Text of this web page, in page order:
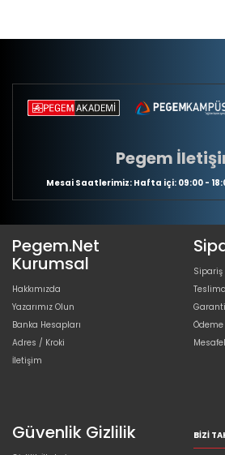
Pegem
Mesai Saatlerimiz: Hafta içi: 09:00 -
Pegem.Net
Kurumsal
Hakkımızda
Yazarımız Olun
Banka Hesapları
Adres / Kroki
İletişim
Sipariş
Güvenlik Gizlilik BIZI